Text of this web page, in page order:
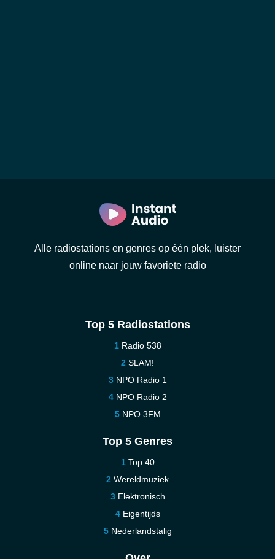
Alle radiostations en genres op één plek, luister
online naar jouw favoriete radio
Top 5 Radiostations
Radio 538
SLAM!
NPO Radio 1
NPO Radio 2
NPO 3FM
Top 5 Genres
Top 40
Wereldmuziek
Elektronisch
Eigentijds
Nederlandstalig